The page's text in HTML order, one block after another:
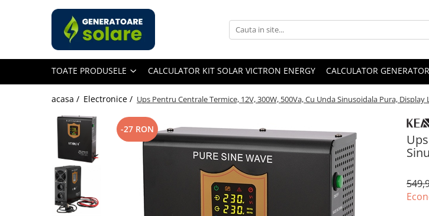
Toate Produsele
Cauta dupa capacitate
Pana in 1000W
Intre 1000-2000W
Intre 2000-3000W
Peste 3000W
Cauta dupa marca
TOATE PRODUSELE CALCULATOR KIT SOLAR VICTRON ENERGY CALCULATOR
acasa / Electronice / Ups Pentru Centrale Termice, 12V, 300W, 500Va, Cu Unda Sinusoidala Pura, Display
-27 RON